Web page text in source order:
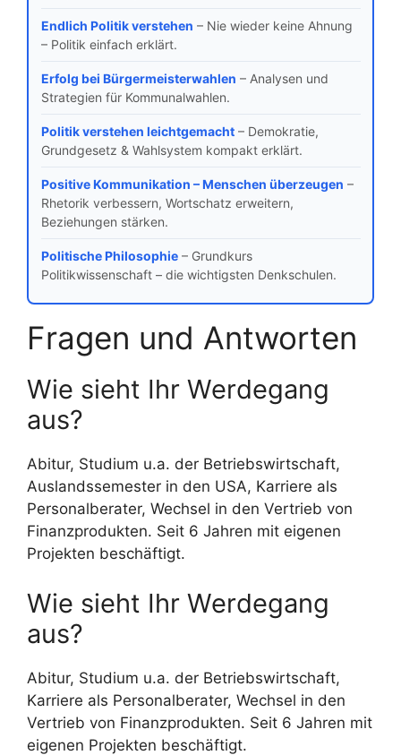
Endlich Politik verstehen – Nie wieder keine Ahnung
– Politik einfach erklärt.
Erfolg bei Bürgermeisterwahlen – Analysen und
Strategien für Kommunalwahlen.
Politik verstehen leichtgemacht– Demokratie,
Grundgesetz & Wahlsystem kompakt erklärt.
Positive Kommunikation – Menschen überzeugen –
Rhetorik verbessern, Wortschatz erweitern,
Beziehungen stärken.
Politische Philosophie– Grundkurs
Politikwissenschaft – die wichtigsten Denkschulen.
Fragen und Antworten
Wie sieht Ihr Werdegang
aus?
Abitur, Studium u.a. der Betriebswirtschaft,
Auslandssemester in den USA, Karriere als
Personalberater, Wechsel in den Vertrieb von
Finanzprodukten. Seit 6 Jahren mit eigenen
Projekten beschäftigt.
Wie sieht Ihr Werdegang
aus?
Abitur, Studium u.a. der Betriebswirtschaft,
Karriere als Personalberater, Wechsel in den
Vertrieb von Finanzprodukten. Seit 6 Jahren mit
eigenen Projekten beschäftigt.